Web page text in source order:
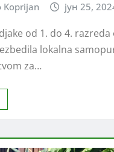
Koprijan јун 25,
od 1. do 4.
lokalna
za…